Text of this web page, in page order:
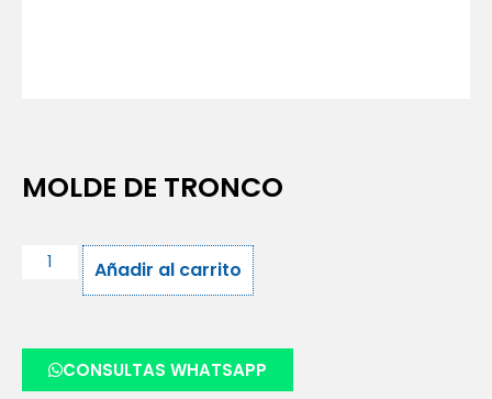
MOLDE DE TRONCO
Añadir al carrito
CONSULTAS WHATSAPP